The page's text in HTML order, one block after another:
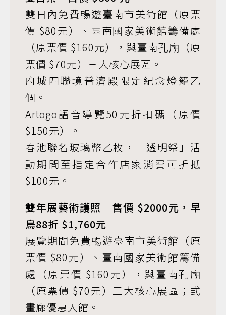
雙日內免費暢遊臺南市美術館（原票
價 $80元）、臺南國家美術館籌備處
（原票價 $160元），與臺南孔廟（原
票價 $70元）三大核心展區。
府城四聯境普濟殿限定紀念燈籠乙
個。
Artogo語音導覽50元折扣碼（原價
$150元）。
春池聯名玻璃幣乙枚，「透明祭」活
動期間至指定合作店家消費可折抵
$100元。
雙年展藝術護照 售價 $2000元，早
鳥88折 $1,760元
展覽期間免費暢遊臺南市美術館（原
票價 $80元）、臺南國家美術館籌備
處（原票價 $160元），與臺南孔廟
（原票價 $70元）三大核心展區；弎
畫廊優惠入館。